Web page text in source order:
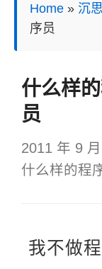
Home» 沉
序员
什么样
员
2011 年 9
什么样的程
我不做